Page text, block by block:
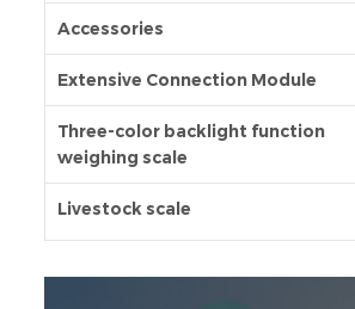
Accessories
Extensive Connection Module
Three-color backlight function
weighing scale
Livestock scale